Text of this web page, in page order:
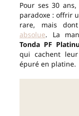
Pour ses 30
paradoxe : offrir
rare, mais
absolue. La
Tonda PF
qui cachent
épuré en platine.